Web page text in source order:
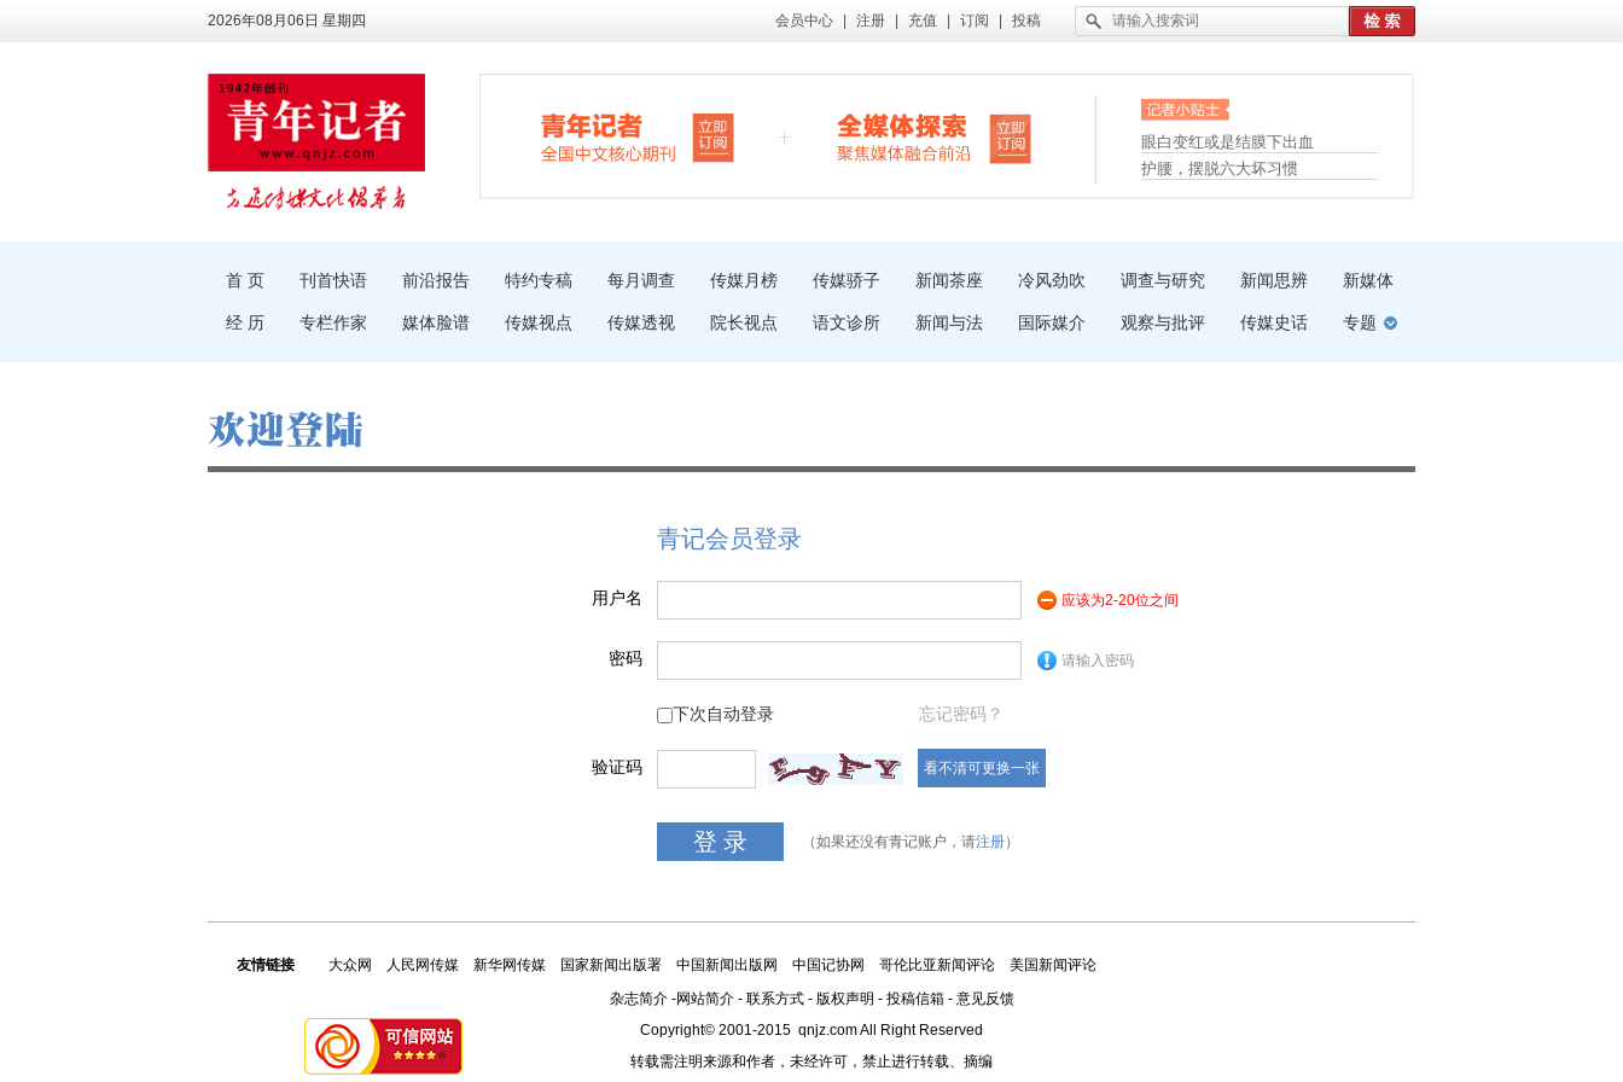
2026年08月06日 星期四 会员中心 注册 充值 订阅 投稿
眼白变红或是结膜下出血
“枝桠”“树桠”宜写成“枝...
夏天缓解疲劳有三招
护腰，摆脱六大坏习惯
受伤了冰敷还是热敷
首 页 刊首快语 前沿报告 特约专稿 每月调查 传媒月榜 传媒骄子 新闻茶座 冷风劲吹 调查与研究 新闻思辨 新媒体
经 历 专栏作家 媒体脸谱 传媒视点 传媒透视 院长视点 语文诊所 新闻与法 国际媒介 观察与批评 传媒史话 专题
青记会员登录
用户名 应该为2-20位之间
密码 请输入密码
下次自动登录 忘记密码？
验证码 看不清可更换一张
（如果还没有青记账户，请注册）
友情链接 大众网 人民网传媒 新华网传媒 国家新闻出版署 中国新闻出版网 中国记协网 哥伦比亚新闻评论
美国新闻评论
杂志简介-网站简介- 联系方式- 版权声明 - 投稿信箱- 意见反馈
Copyright© 2001-2015 qnjz.com All Right Reserved
转载需注明来源和作者，未经许可，禁止进行转载、摘编